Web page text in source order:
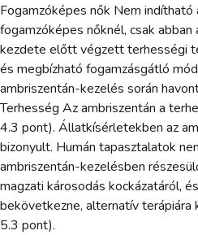
Fogamzóképes nők Nem
fogamzóképes nőknél, csak abban
kezdete előtt végzett terhességi
és megbízható fogamzásgátló
ambriszentán-kezelés során
Terhesség Az ambriszentán a
4.3 pont). Állatkísérletekben az
bizonyult. Humán tapasztalatok
ambriszentán-kezelésben
magzati károsodás kockázatáról,
bekövetkezne, alternatív
5.3 pont).